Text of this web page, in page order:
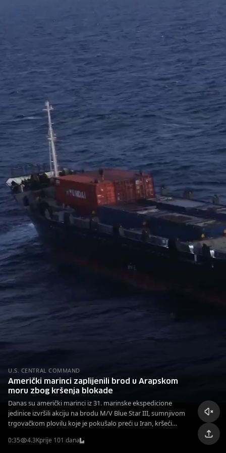
U.S. CENTRAL COMMAND
Američki marinci zaplijenili brod u Arapskom
moru zbog kršenja blokade
Danas su američki marinci iz 31. marinske ekspedicione
jedinice izvršili akciju na brodu M/V Blue Star III, sumnjivom
trgovačkom plovilu koje je pokušalo preći u Iran, kršeći
pregleda.
0:35 4.3Kprije 101 dana